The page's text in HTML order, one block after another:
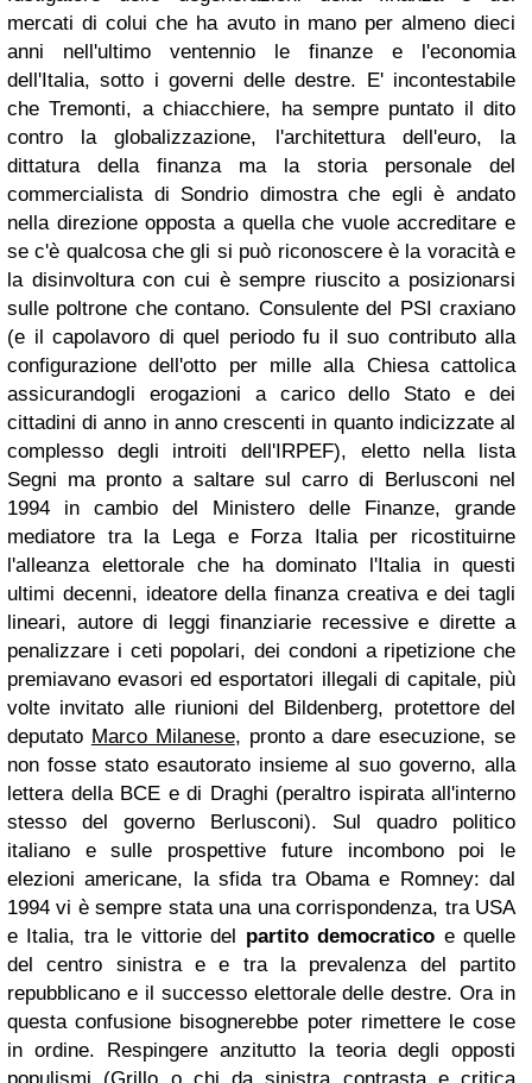
mercati di colui che ha avuto in mano per almeno dieci
anni nell'ultimo ventennio le finanze e l'economia
dell'Italia, sotto i governi delle destre. E' incontestabile
che Tremonti, a chiacchiere, ha sempre puntato il dito
contro la globalizzazione, l'architettura dell'euro, la
dittatura della finanza ma la storia personale del
commercialista di Sondrio dimostra che egli è andato
nella direzione opposta a quella che vuole accreditare e
se c'è qualcosa che gli si può riconoscere è la voracità e
la disinvoltura con cui è sempre riuscito a posizionarsi
sulle poltrone che contano. Consulente del PSI craxiano
(e il capolavoro di quel periodo fu il suo contributo alla
configurazione dell'otto per mille alla Chiesa cattolica
assicurandogli erogazioni a carico dello Stato e dei
cittadini di anno in anno crescenti in quanto indicizzate al
complesso degli introiti dell'IRPEF), eletto nella lista
Segni ma pronto a saltare sul carro di Berlusconi nel
1994 in cambio del Ministero delle Finanze, grande
mediatore tra la Lega e Forza Italia per ricostituirne
l'alleanza elettorale che ha dominato l'Italia in questi
ultimi decenni, ideatore della finanza creativa e dei tagli
lineari, autore di leggi finanziarie recessive e dirette a
penalizzare i ceti popolari, dei condoni a ripetizione che
premiavano evasori ed esportatori illegali di capitale, più
volte invitato alle riunioni del Bildenberg, protettore del
deputato Marco Milanese, pronto a dare esecuzione, se
non fosse stato esautorato insieme al suo governo, alla
lettera della BCE e di Draghi (peraltro ispirata all'interno
stesso del governo Berlusconi). Sul quadro politico
italiano e sulle prospettive future incombono poi le
elezioni americane, la sfida tra Obama e Romney: dal
1994 vi è sempre stata una una corrispondenza, tra USA
e Italia, tra le vittorie del partito democratico e quelle
del centro sinistra e e tra la prevalenza del partito
repubblicano e il successo elettorale delle destre. Ora in
questa confusione bisognerebbe poter rimettere le cose
in ordine. Respingere anzitutto la teoria degli opposti